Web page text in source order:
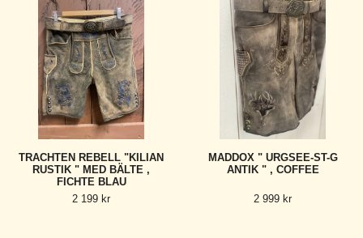
TRACHTEN REBELL "KILIAN
RUSTIK " MED BÄLTE ,
FICHTE BLAU
2 199 kr
MADDOX " URGSEE-ST-G
ANTIK " , COFFEE
2 999 kr